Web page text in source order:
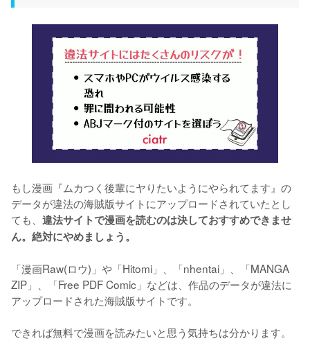
もし漫画『ムカつく後輩にヤりたいようにやられてます』の
データが違法の海賊版サイトにアップロードされていたとし
ても、 違法サイトで漫画を読むのは決しておすすめできませ
ん。絶対にやめましょう。
「漫画Raw(ロウ)」や「Hitomi」、「nhentai」、「MANGA
ZIP」、「Free PDF Comic」などは、作品のデータが違法に
アップロードされた海賊版サイトです。
できれば無料で漫画を読みたいと思う気持ちは分かります。